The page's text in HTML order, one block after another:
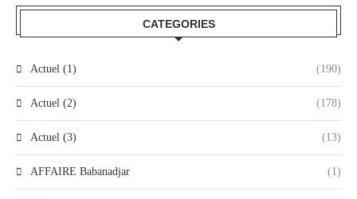
CATEGORIES
Actuel (1) (190)
Actuel (2) (178)
Actuel (3) (13)
AFFAIRE Babanadjar (1)